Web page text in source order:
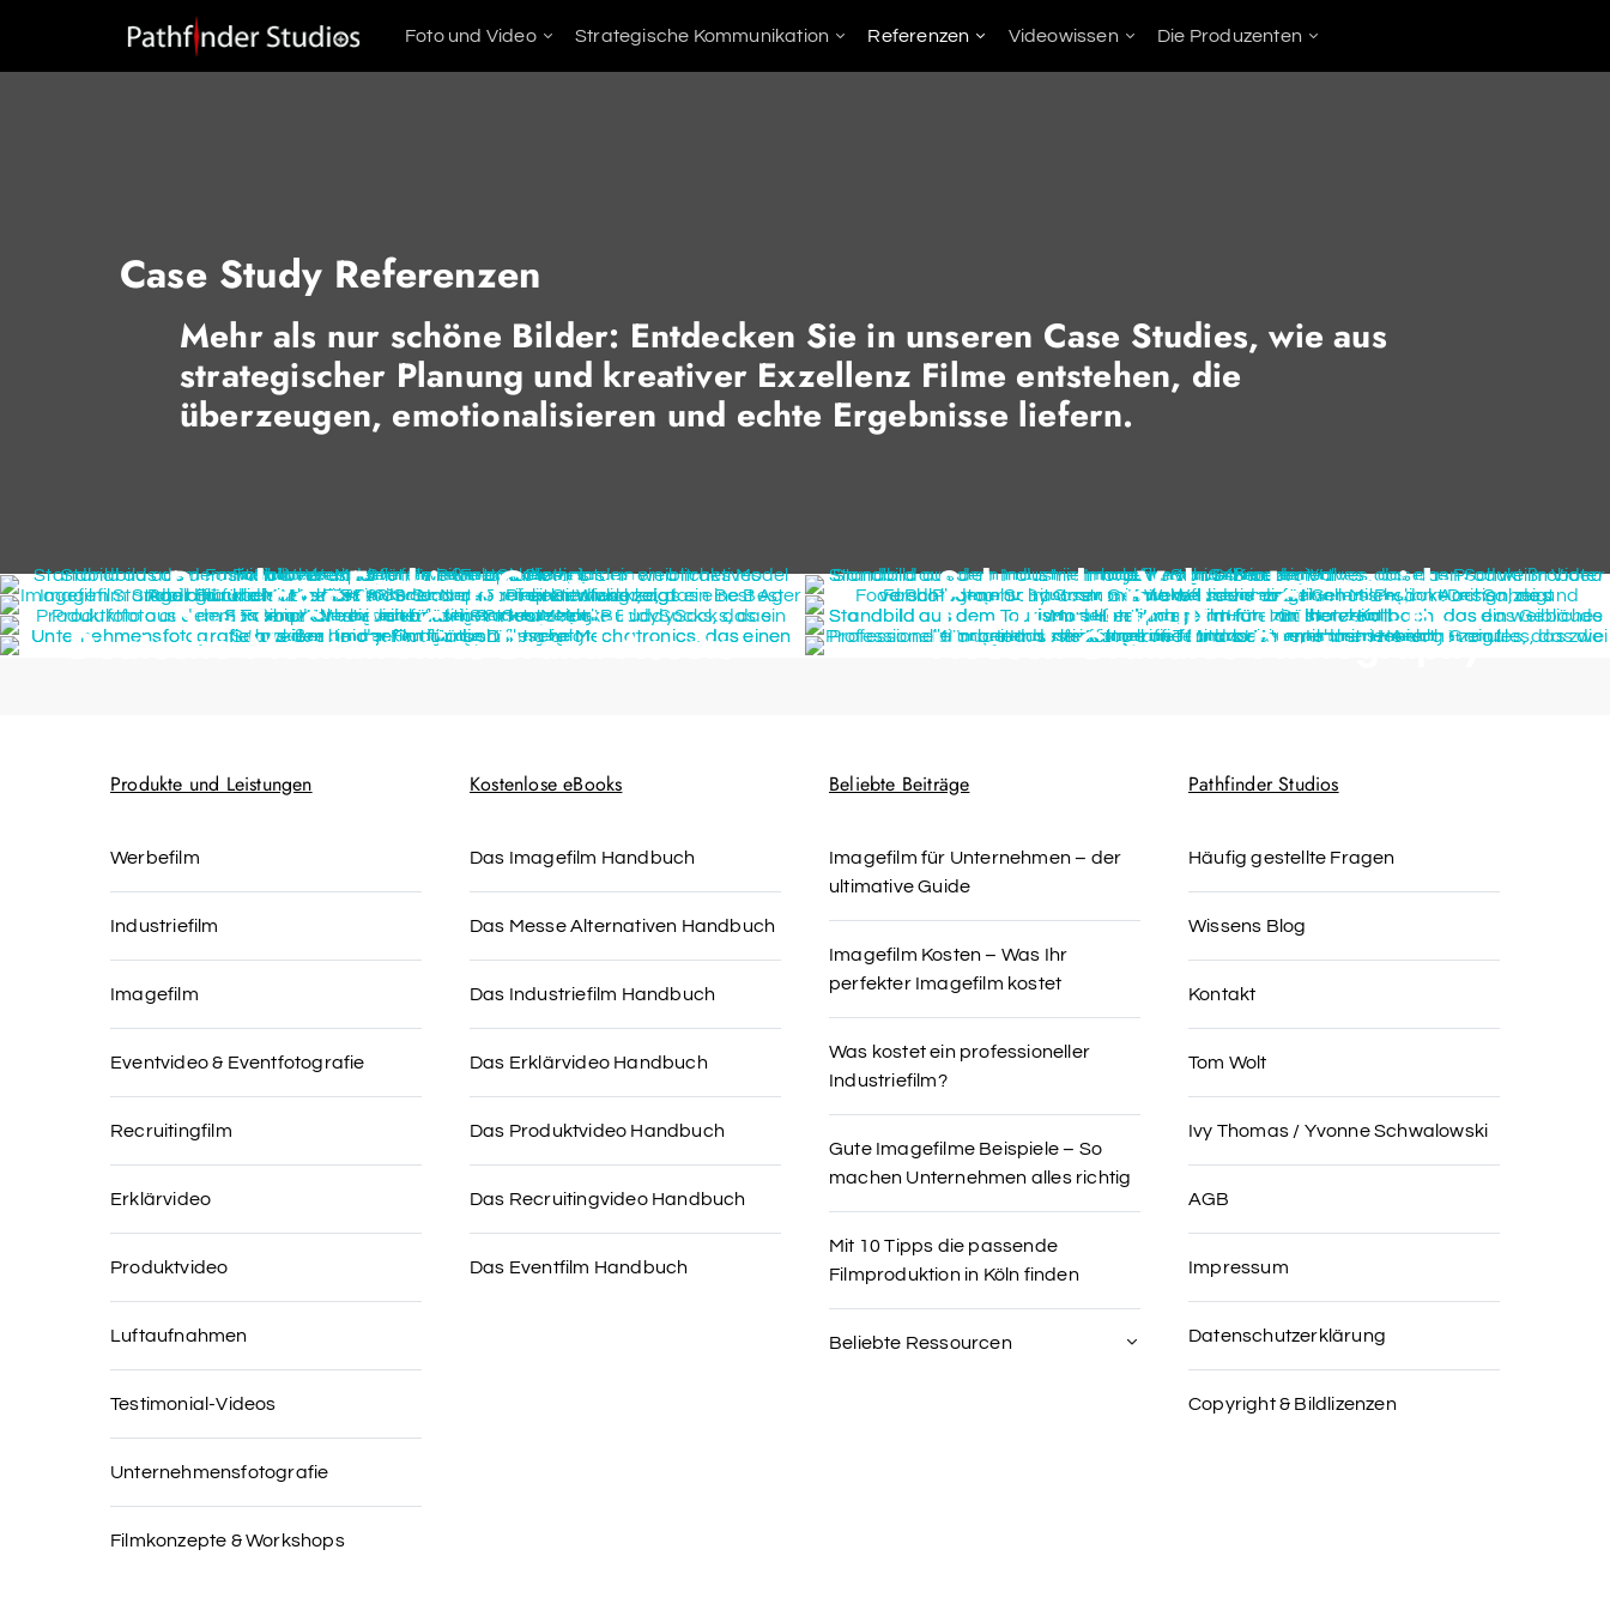
Foto und Video Strategische Kommunikation Referenzen Videowissen Die Produzenten
Case Study Referenzen
Mehr als nur schöne Bilder: Entdecken Sie in unseren Case Studies, wie aus
strategischer Planung und kreativer Exzellenz Filme entstehen, die
überzeugen, emotionalisieren und echte Ergebnisse liefern.
Penelope Fashion Content Schroeder Valves Imagevideo
F&S Imagefilm Food and Product Campaigns
Buddy Socks Commercial Landhotel Kallbach Imagefilm
Deutsche Mechatronics Brand Assets Hoesch Granules Photography
Produkte und Leistungen
Werbefilm
Industriefilm
Imagefilm
Eventvideo & Eventfotografie
Recruitingfilm
Erklärvideo
Produktvideo
Luftaufnahmen
Testimonial-Videos
Unternehmensfotografie
Filmkonzepte & Workshops
Kostenlose eBooks
Das Imagefilm Handbuch
Das Messe Alternativen Handbuch
Das Industriefilm Handbuch
Das Erklärvideo Handbuch
Das Produktvideo Handbuch
Das Recruitingvideo Handbuch
Das Eventfilm Handbuch
Beliebte Beiträge
Imagefilm für Unternehmen – der
ultimative Guide
Imagefilm Kosten – Was Ihr
perfekter Imagefilm kostet
Was kostet ein professioneller
Industriefilm?
Gute Imagefilme Beispiele – So
machen Unternehmen alles richtig
Mit 10 Tipps die passende
Filmproduktion in Köln finden
Beliebte Ressourcen
Pathfinder Studios
Häufig gestellte Fragen
Wissens Blog
Kontakt
Tom Wolt
Ivy Thomas / Yvonne Schwalowski
AGB
Impressum
Datenschutzerklärung
Copyright & Bildlizenzen